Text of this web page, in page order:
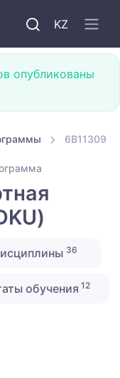
KZ
опубликованы
6B11309
36
обучения 12